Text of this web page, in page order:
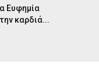
Ευφημία
καρδιά...